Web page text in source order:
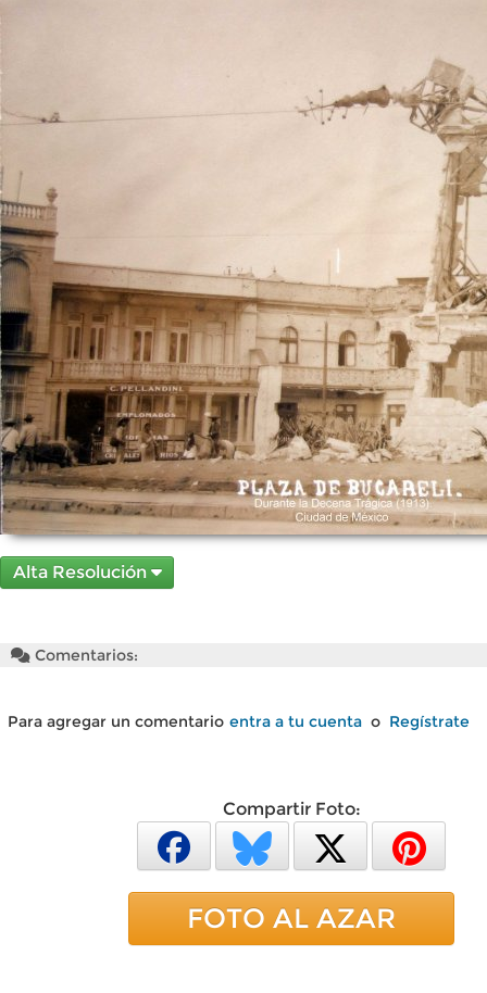
Alta Resolución
Comentarios:
Para agregar un comentario entra a tu cuenta o Regístrate
Compartir Foto:
FOTO AL AZAR